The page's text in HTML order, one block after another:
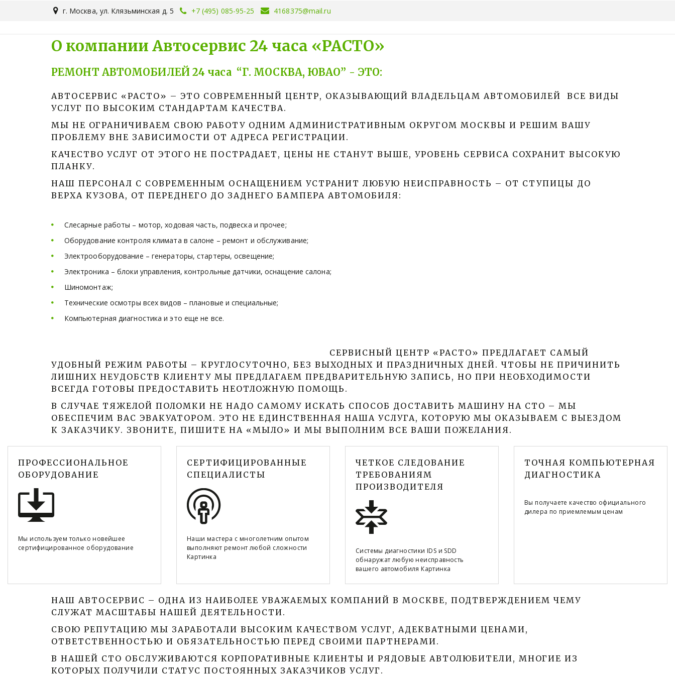
г. Москва, ул. Клязьминская д. 5 +7 (495) 085-95-25 4168375@mail.ru
О компании Автосервис 24 часа «РАСТО»
РЕМОНТ АВТОМОБИЛЕЙ 24 часа “Г. МОСКВА, ЮВАО” - ЭТО:
АВТОСЕРВИС «РАСТО» – ЭТО СОВРЕМЕННЫЙ ЦЕНТР, ОКАЗЫВАЮЩИЙ ВЛАДЕЛЬЦАМ АВТОМОБИЛЕЙ  ВСЕ ВИДЫ
УСЛУГ ПО ВЫСОКИМ СТАНДАРТАМ КАЧЕСТВА.
МЫ НЕ ОГРАНИЧИВАЕМ СВОЮ РАБОТУ ОДНИМ АДМИНИСТРАТИВНЫМ ОКРУГОМ МОСКВЫ И РЕШИМ ВАШУ
ПРОБЛЕМУ ВНЕ ЗАВИСИМОСТИ ОТ АДРЕСА РЕГИСТРАЦИИ.
КАЧЕСТВО УСЛУГ ОТ ЭТОГО НЕ ПОСТРАДАЕТ, ЦЕНЫ НЕ СТАНУТ ВЫШЕ, УРОВЕНЬ СЕРВИСА СОХРАНИТ ВЫСОКУЮ
ПЛАНКУ.
НАШ ПЕРСОНАЛ С СОВРЕМЕННЫМ ОСНАЩЕНИЕМ УСТРАНИТ ЛЮБУЮ НЕИСПРАВНОСТЬ – ОТ СТУПИЦЫ ДО
ВЕРХА КУЗОВА, ОТ ПЕРЕДНЕГО ДО ЗАДНЕГО БАМПЕРА АВТОМОБИЛЯ:
Слесарные работы – мотор, ходовая часть, подвеска и прочее;
Оборудование контроля климата в салоне – ремонт и обслуживание;
Электрооборудование – генераторы, стартеры, освещение;
Электроника – блоки управления, контрольные датчики, оснащение салона;
Шиномонтаж;
Технические осмотры всех видов – плановые и специальные;
Компьютерная диагностика и это еще не все.
СЕРВИСНЫЙ ЦЕНТР «РАСТО» ПРЕДЛАГАЕТ САМЫЙ
УДОБНЫЙ РЕЖИМ РАБОТЫ – КРУГЛОСУТОЧНО, БЕЗ ВЫХОДНЫХ И ПРАЗДНИЧНЫХ ДНЕЙ. ЧТОБЫ НЕ ПРИЧИНИТЬ
ЛИШНИХ НЕУДОБСТВ КЛИЕНТУ МЫ ПРЕДЛАГАЕМ ПРЕДВАРИТЕЛЬНУЮ ЗАПИСЬ, НО ПРИ НЕОБХОДИМОСТИ
ВСЕГДА ГОТОВЫ ПРЕДОСТАВИТЬ НЕОТЛОЖНУЮ ПОМОЩЬ.
В СЛУЧАЕ ТЯЖЕЛОЙ ПОЛОМКИ НЕ НАДО САМОМУ ИСКАТЬ СПОСОБ ДОСТАВИТЬ МАШИНУ НА СТО – МЫ
ОБЕСПЕЧИМ ВАС ЭВАКУАТОРОМ. ЭТО НЕ ЕДИНСТВЕННАЯ НАША УСЛУГА, КОТОРУЮ МЫ ОКАЗЫВАЕМ С ВЫЕЗДОМ
К ЗАКАЗЧИКУ. ЗВОНИТЕ, ПИШИТЕ НА «МЫЛО» И МЫ ВЫПОЛНИМ ВСЕ ВАШИ ПОЖЕЛАНИЯ.
ПРОФЕССИОНАЛЬНОЕ
ОБОРУДОВАНИЕ
Мы используем только новейшее
сертифицированное оборудование
СЕРТИФИЦИРОВАННЫЕ
СПЕЦИАЛИСТЫ
Наши мастера с многолетним опытом
выполняют ремонт любой сложности
Картинка
ЧЕТКОЕ СЛЕДОВАНИЕ
ТРЕБОВАНИЯМ
ПРОИЗВОДИТЕЛЯ
Системы диагностики IDS и SDD
обнаружат любую неисправность
вашего автомобиля Картинка
ТОЧНАЯ КОМПЬЮТЕРНАЯ
ДИАГНОСТИКА
Вы получаете качество официального
дилера по приемлемым ценам
НАШ АВТОСЕРВИС – ОДНА ИЗ НАИБОЛЕЕ УВАЖАЕМЫХ КОМПАНИЙ В МОСКВЕ, ПОДТВЕРЖДЕНИЕМ ЧЕМУ
СЛУЖАТ МАСШТАБЫ НАШЕЙ ДЕЯТЕЛЬНОСТИ.
СВОЮ РЕПУТАЦИЮ МЫ ЗАРАБОТАЛИ ВЫСОКИМ КАЧЕСТВОМ УСЛУГ, АДЕКВАТНЫМИ ЦЕНАМИ,
ОТВЕТСТВЕННОСТЬЮ И ОБЯЗАТЕЛЬНОСТЬЮ ПЕРЕД СВОИМИ ПАРТНЕРАМИ.
В НАШЕЙ СТО ОБСЛУЖИВАЮТСЯ КОРПОРАТИВНЫЕ КЛИЕНТЫ И РЯДОВЫЕ АВТОЛЮБИТЕЛИ, МНОГИЕ ИЗ
КОТОРЫХ ПОЛУЧИЛИ СТАТУС ПОСТОЯННЫХ ЗАКАЗЧИКОВ УСЛУГ.